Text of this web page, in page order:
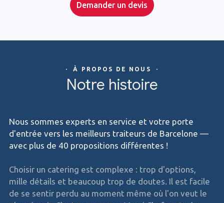
Demander un devis
· À PROPOS DE NOUS ·
Notre histoire
Nous sommes experts en service et votre porte
d'entrée vers les meilleurs traiteurs de Barcelone —
avec plus de 40 propositions différentes !
Choisir un catering est complexe : trop d'options,
mille détails et beaucoup trop de doutes. Il est facile
de se sentir perdu au moment même où l'on veut le